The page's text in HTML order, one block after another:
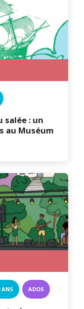
salée : un
au Muséum
ANS ADOS